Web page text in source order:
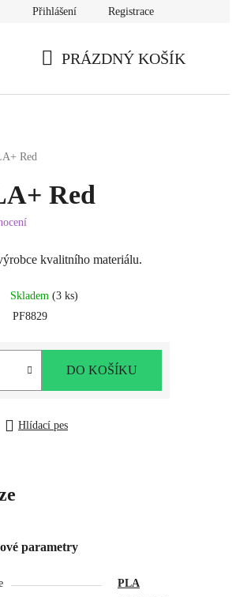
Přihlášení Registrace
PRÁZDNÝ KOŠÍK
Red
Red
kvalitního materiálu.
Skladem (3 ks)
PF8829
DO KOŠÍKU
Hlídací pes
parametry
PLA